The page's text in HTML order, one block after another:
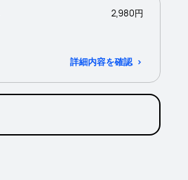
2,980円
詳細内容を確認